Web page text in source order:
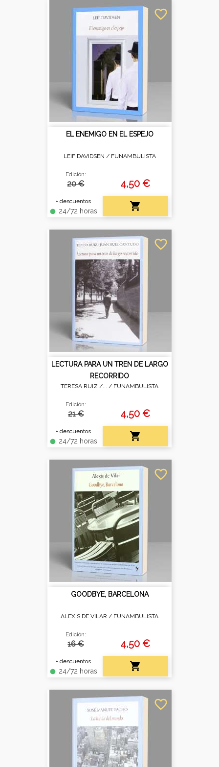
EL ENEMIGO EN EL ESPEJO
LEIF DAVIDSEN / FUNAMBULISTA
Edición:
20 €
+ descuentos
fiber_manual_record 24/72 horas
4,50 €

favorite_border
LECTURA PARA UN TREN DE LARGO
RECORRIDO
TERESA RUIZ /... / FUNAMBULISTA
Edición:
21 €
+ descuentos
fiber_manual_record 24/72 horas
4,50 €

favorite_border
GOODBYE, BARCELONA
ALEXIS DE VILAR / FUNAMBULISTA
Edición:
16 €
+ descuentos
fiber_manual_record 24/72 horas
4,50 €

favorite_border
favorite_border